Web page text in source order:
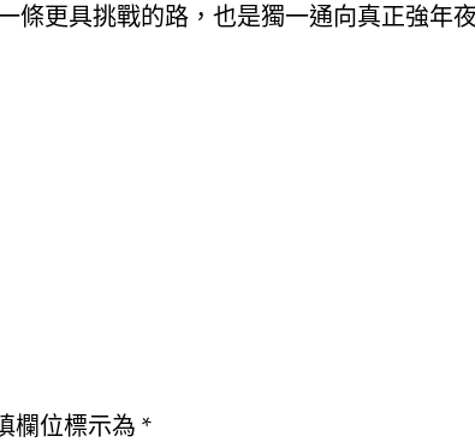
條更具挑戰的路，也是獨一通向真正強年
欄位標示為 *